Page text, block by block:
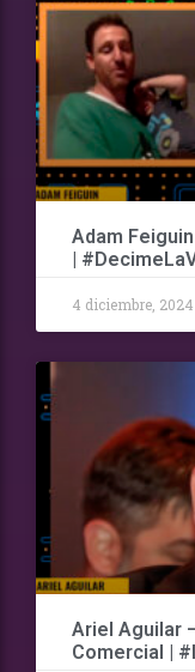
Adam
|
4 diciembre, 2024
Ariel Aguilar
Comercial |